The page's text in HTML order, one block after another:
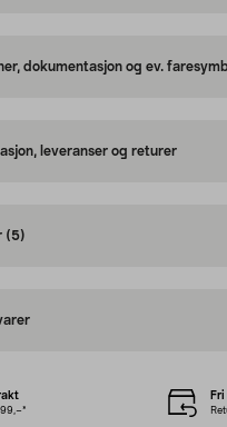
dokumentasjon og ev.
leveranser og returer
(5)